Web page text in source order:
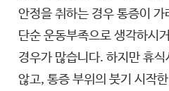
안정을 취하는 경우 통증이 가
단순 운동부족으로 생각하시
경우가 많습니다. 하지만 휴식
않고, 통증 부위의 붓기 시작